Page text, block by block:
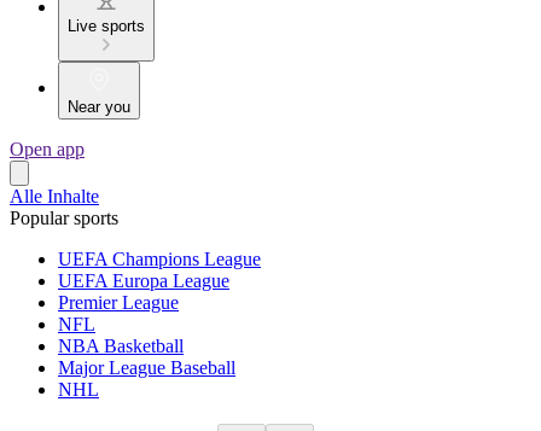
Live sports
Near you
Open app
Alle Inhalte
Popular sports
UEFA Champions League
UEFA Europa League
Premier League
NFL
NBA Basketball
Major League Baseball
NHL